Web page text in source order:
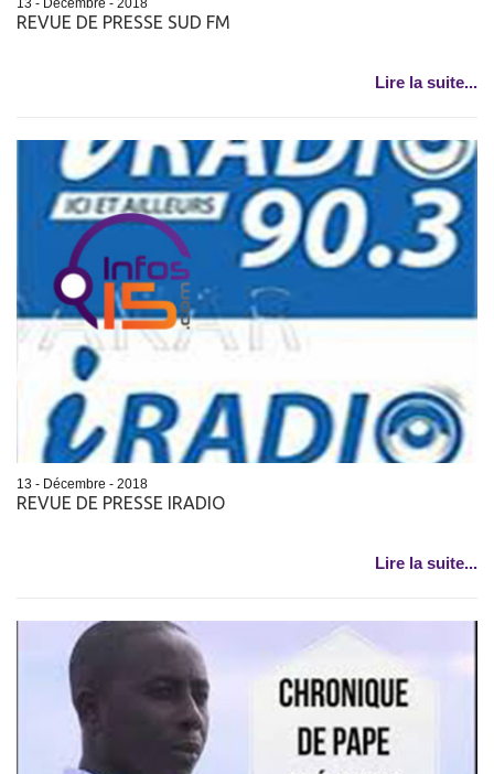
13 - Décembre - 2018
REVUE DE PRESSE SUD FM
Lire la suite...
13 - Décembre - 2018
REVUE DE PRESSE IRADIO
Lire la suite...